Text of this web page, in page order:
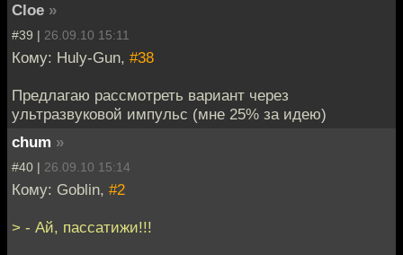
Cloe »
#39 | 26.09.10 15:11
Кому: Huly-Gun, #38
Предлагаю рассмотреть вариант через
ультразвуковой импульс (мне 25% за идею)
chum »
#40 | 26.09.10 15:14
Кому: Goblin, #2
> - Ай, пассатижи!!!